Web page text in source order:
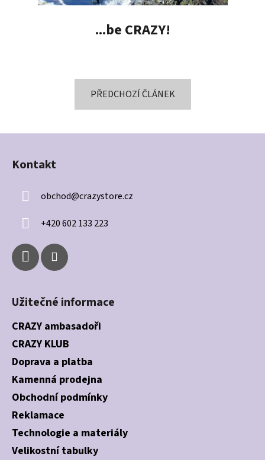
...be CRAZY!
PŘEDCHOZÍ ČLÁNEK
Z
Kontakt
obchod@crazystore.cz
+420 602 133 223
Užitečné informace
CRAZY ambasadoři
CRAZY KLUB
Doprava a platba
Kamenná prodejna
Obchodní podmínky
Reklamace
Technologie a materiály
Velikostní tabulky